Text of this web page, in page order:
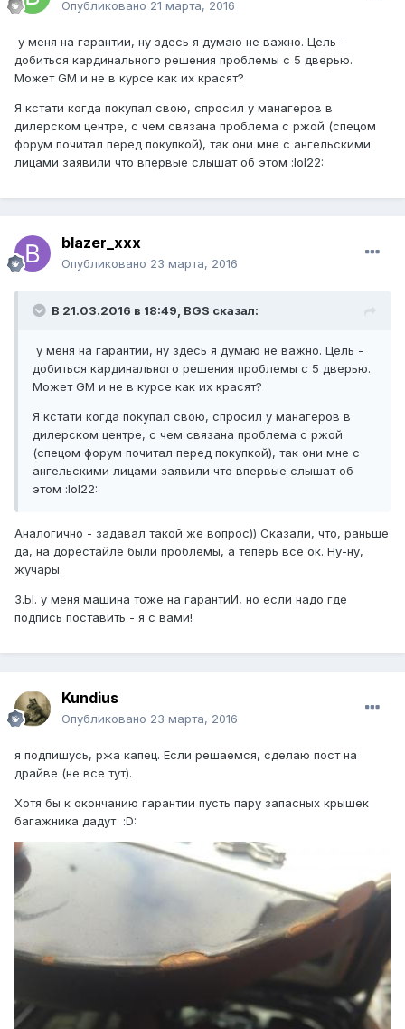
Опубликовано 21 марта, 2016
у меня на гарантии, ну здесь я думаю не важно. Цель -
добиться кардинального решения проблемы с 5 дверью.
Может GM и не в курсе как их красят?
Я кстати когда покупал свою, спросил у манагеров в
дилерском центре, с чем связана проблема с ржой (спецом
форум почитал перед покупкой), так они мне с ангельскими
лицами заявили что впервые слышат об этом :lol22:
blazer_xxx
Опубликовано 23 марта, 2016
В 21.03.2016 в 18:49, BGS сказал:
у меня на гарантии, ну здесь я думаю не важно. Цель -
добиться кардинального решения проблемы с 5 дверью.
Может GM и не в курсе как их красят?
Я кстати когда покупал свою, спросил у манагеров в
дилерском центре, с чем связана проблема с ржой
(спецом форум почитал перед покупкой), так они мне с
ангельскими лицами заявили что впервые слышат об
этом :lol22:
Аналогично - задавал такой же вопрос)) Сказали, что, раньше
да, на дорестайле были проблемы, а теперь все ок. Ну-ну,
жучары.
З.Ы. у меня машина тоже на гарантиИ, но если надо где
подпись поставить - я с вами!
Kundius
Опубликовано 23 марта, 2016
я подпишусь, ржа капец. Если решаемся, сделаю пост на
драйве (не все тут).
Хотя бы к окончанию гарантии пусть пару запасных крышек
багажника дадут :D: